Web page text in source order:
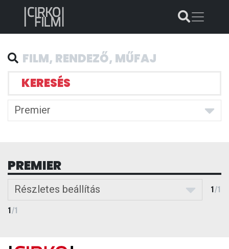
KERESÉS
Premier
PREMIER
Részletes beállítás 1/1
1/1